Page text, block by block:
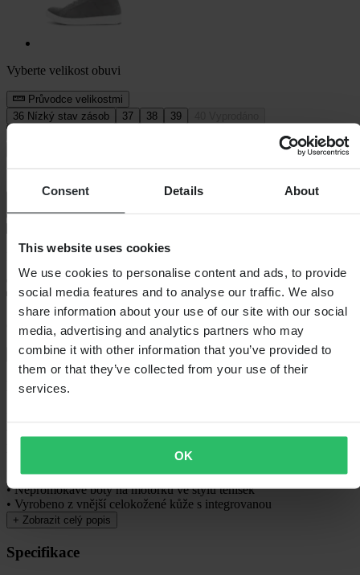
Consent Details About
This website uses cookies
We use cookies to personalise content and ads, to provide
social media features and to analyse our traffic. We also
share information about your use of our site with our social
media, advertising and analytics partners who may
combine it with other information that you’ve provided to
them or that they’ve collected from your use of their
services.
OK
Vyberte velikost obuvi
Průvodce velikostmi
36 Nízký stav zásob 37 38 39
Prodloužená dodací lhůta
60denní lhůta pro vrácení
Zobrazit podmínky vrácení
Popis
Vlastnosti:
• Nepromokavé boty na motorku ve stylu tenisek
• Vyrobeno z vnější celokožené kůže s integrovanou
+ Zobrazit celý popis
Specifikace